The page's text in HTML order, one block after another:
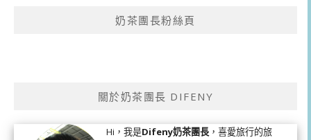
奶茶團長粉絲頁
關於奶茶團長 DIFENY
Hi，我是Difeny奶茶團長 ，喜愛旅行的旅